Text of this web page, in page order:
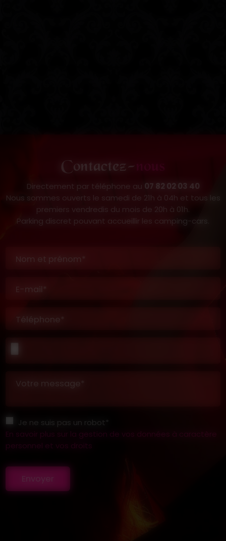
Contactez-
Directement par téléphone au 07 82 02 03 40
Nous sommes ouverts le samedi de 21h à 04h et tous les
premiers vendredis du mois de 20h à 01h.
Parking discret pouvant accueillir les camping-cars.
Nom et prénom*
E-mail*
Téléphone*
Votre message*
Je ne suis pas un robot*
En savoir plus sur la gestion de vos données à caractère
personnel et vos droits
Envoyer